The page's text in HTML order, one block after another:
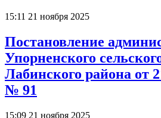
15:11 21 ноября 2025
Постановление
Упорненского
Лабинского района от
№ 91
15:09 21 ноября 2025